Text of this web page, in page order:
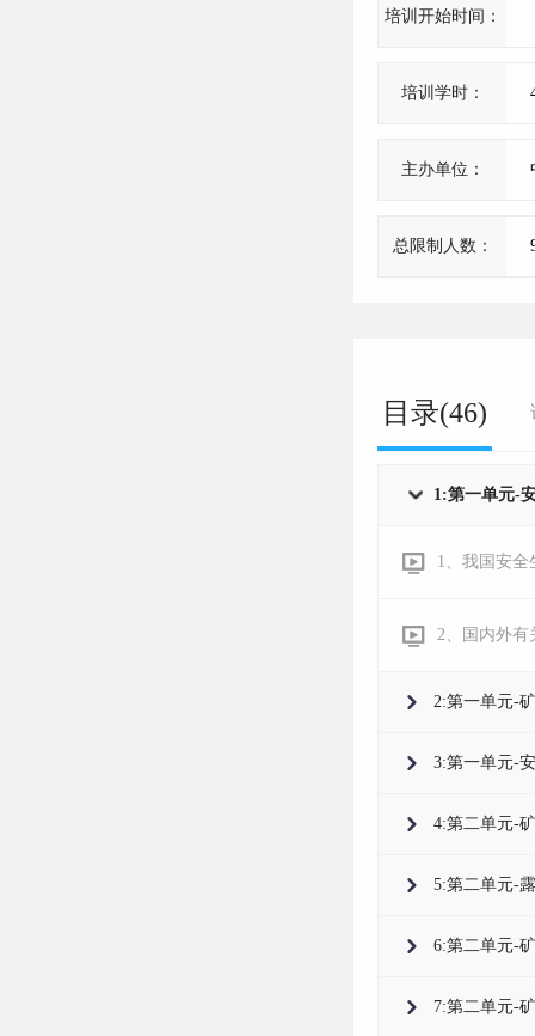
培训开始时间：
培训学时：
主办单位：
总限制人数：
目录(46)
1:第一单元-
1、我国安
2、国内外有
2:第一单元-
3:第一单元-
4:第二单元-
5:第二单元-
6:第二单元-
7:第二单元-